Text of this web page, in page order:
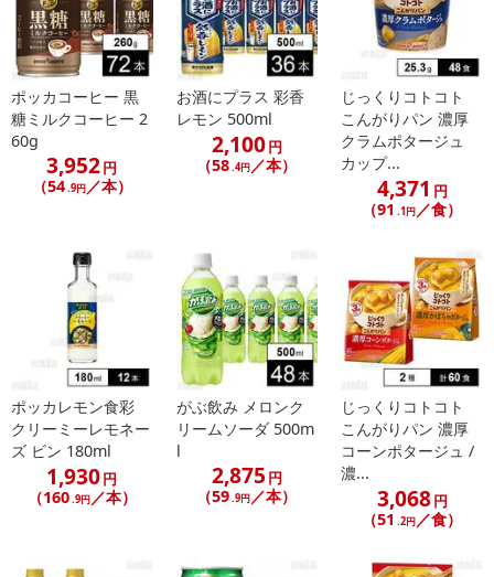
ポッカコーヒー 黒
糖ミルクコーヒー 2
60g
3,952円
（54.9円／本）
お酒にプラス 彩香
レモン 500ml
2,100円
（58.4円／本）
じっくりコトコト
こんがりパン 濃厚
クラムポタージュ
カップ...
4,371 円
（91 .1円／食）
ポッカレモン食彩
クリーミーレモネー
ズ ビン 180ml
1,930円
（160.9円／本）
がぶ飲み メロンク
リームソーダ 500m
l
2,875 円
（59.9円／本）
じっくりコトコト
こんがりパン 濃厚
コーンポタージュ /
濃...
3,068円
（51 .2円／食）